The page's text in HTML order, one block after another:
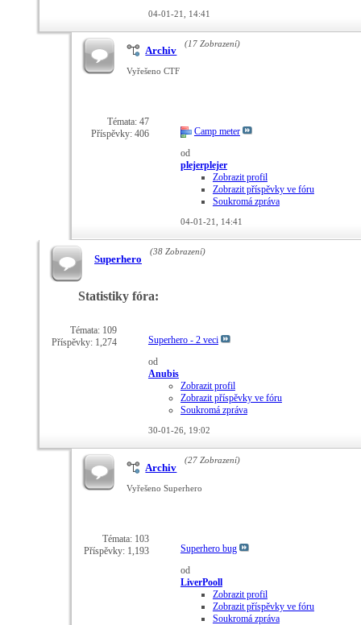
04-01-21, 14:41
Archiv
(17 Zobrazení)
Vyřešeno CTF
Témata: 47
Příspěvky: 406
Camp meter
od
plejerplejer
Zobrazit profil
Zobrazit příspěvky ve fóru
Soukromá zpráva
04-01-21, 14:41
Superhero
(38 Zobrazení)
Statistiky fóra:
Témata: 109
Příspěvky: 1,274
Superhero - 2 veci
od
Anubis
Zobrazit profil
Zobrazit příspěvky ve fóru
Soukromá zpráva
30-01-26, 19:02
Archiv
(27 Zobrazení)
Vyřešeno Superhero
Témata: 103
Příspěvky: 1,193
Superhero bug
od
LiverPooll
Zobrazit profil
Zobrazit příspěvky ve fóru
Soukromá zpráva